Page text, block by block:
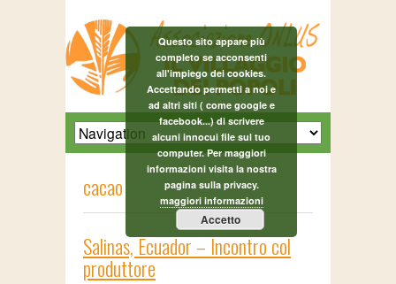
cacao
Salinas, Ecuador – Incontro col
produttore
Questo sito appare più
completo se acconsenti
all'impiego dei cookies.
Accettando permetti a noi e
ad altri siti ( come google e
facebook...) di scrivere
alcuni innocui file sul tuo
computer. Per maggiori
informazioni visita la nostra
pagina sulla privacy.
maggiori informazioni
Accetto